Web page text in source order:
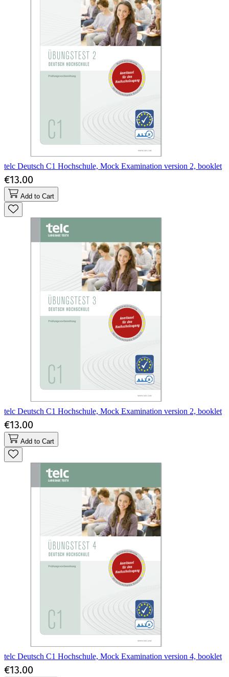
telc Deutsch C1 Hochschule, Mock Examination version 2, booklet
€13.00
Add to Cart
telc Deutsch C1 Hochschule, Mock Examination version 2, booklet
€13.00
Add to Cart
telc Deutsch C1 Hochschule, Mock Examination version 4, booklet
€13.00